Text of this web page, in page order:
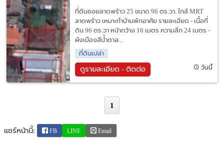
ที่ดินซอยลาดพร้าว 25 ขนาด 96 ตร.วา. ใกล้ MRT
ลาดพร้าว เหมาะทำบ้านพักอาศัย รายละเอียด - เนื้อที่
ดิน 96 ตร.วา หน้ากว้าง 16 เมตร ความลึก 24 เมตร -
ผังเมืองสีน้ำตาล...
ที่ดินเปล่า
ดูรายละเอียด - ติดต่อ วันนี้
1
แชร์หน้านี้: FB LINE Email